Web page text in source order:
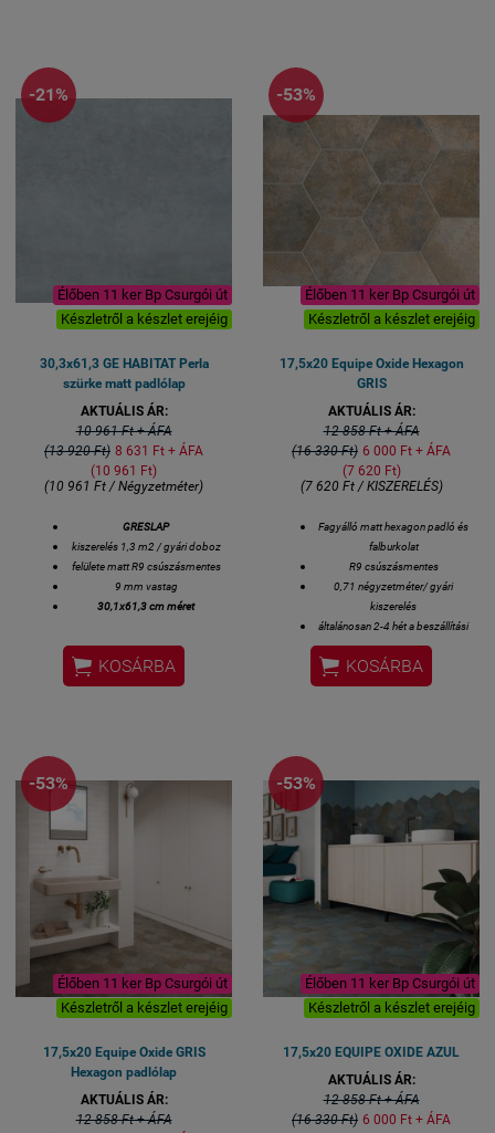
-21%
Élőben 11 ker Bp Csurgói út
Készletről a készlet erejéig
30,3x61,3 GE HABITAT Perla
szürke matt padlólap
AKTUÁLIS ÁR:
10 961 Ft + ÁFA
(13 920 Ft) 8 631 Ft + ÁFA
(10 961 Ft)
(10 961 Ft / Négyzetméter)
GRESLAP
kiszerelés 1,3 m2 / gyári doboz
felülete matt R9 csúszásmentes
9 mm vastag
30,1x61,3 cm méret
 KOSÁRBA
-53%
Élőben 11 ker Bp Csurgói út
Készletről a készlet erejéig
17,5x20 Equipe Oxide Hexagon
GRIS
AKTUÁLIS ÁR:
12 858 Ft + ÁFA
(16 330 Ft) 6 000 Ft + ÁFA
(7 620 Ft)
(7 620 Ft / KISZERELÉS)
Fagyálló matt hexagon padló és
falburkolat
R9 csúszásmentes
0,71 négyzetméter/ gyári
kiszerelés
általánosan 2-4 hét a beszállítási
idő a gyárból közvetlenül
Bemutatótermünkben
kézzelfoghatóan megtekinthető
 KOSÁRBA
-53%
Élőben 11 ker Bp Csurgói út
Készletről a készlet erejéig
17,5x20 Equipe Oxide GRIS
Hexagon padlólap
AKTUÁLIS ÁR:
12 858 Ft + ÁFA
-53%
Élőben 11 ker Bp Csurgói út
Készletről a készlet erejéig
17,5x20 EQUIPE OXIDE AZUL
AKTUÁLIS ÁR:
12 858 Ft + ÁFA
(16 330 Ft) 6 000 Ft + ÁFA